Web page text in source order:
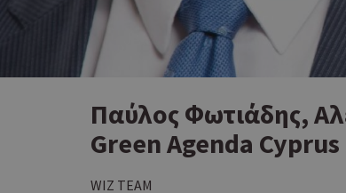
Παύλος Φωτιάδης,
Green Agenda
WIZ TEAM